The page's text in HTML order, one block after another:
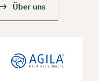
Über uns